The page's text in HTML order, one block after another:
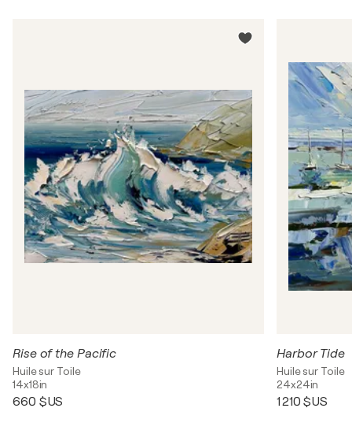
Rise of the Pacific
Huile sur Toile
14x18in
660 $US
Harbor Tide
Huile sur Toile
24x24in
1 210 $US